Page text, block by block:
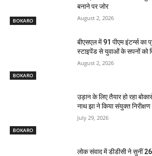
BOKARO
बनाने पर जोर
August 2, 2026
BOKARO
बीएसएल में 91 पीएम इंटर्न्स
स्टाइपेंड से युवाओं के सपनों को
August 2, 2026
BOKARO
उड़ान के लिए तैयार हो रहा
नाथ झा ने किया संयुक्त निरीक्षण
July 29, 2026
लोक संवाद में डीडीसी ने सुनीं